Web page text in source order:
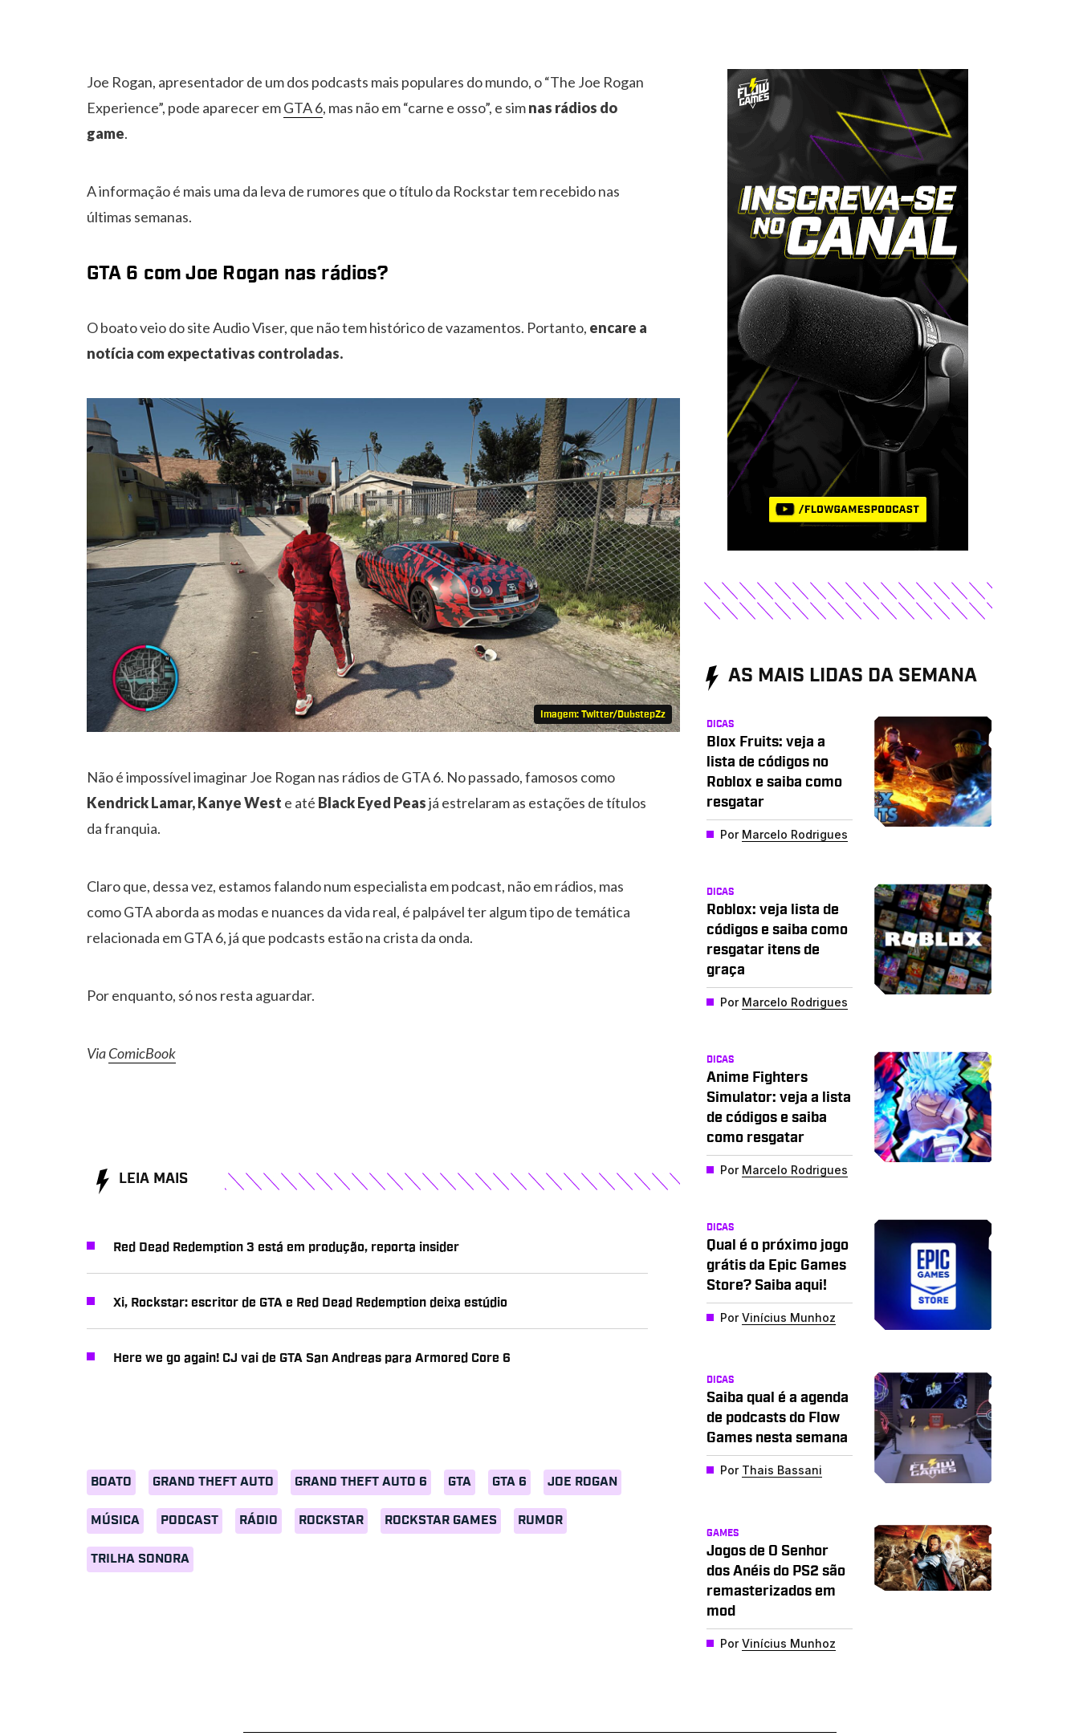
Joe Rogan, apresentador de um dos podcasts mais populares do mundo, o “The Joe Rogan
Experience”, pode aparecer emGTA 6, mas não em “carne e osso”, e simnas rádios do
game.
A informação é mais uma da leva de rumores que o título da Rockstar tem recebido nas
últimas semanas.
GTA 6 com Joe Rogan nas rádios?
O boato veio do site Audio Viser, que não tem histórico de vazamentos. Portanto, encare a
notícia com expectativas controladas.
Imagem: Twitter/DubstepZz
Não é impossível imaginar Joe Rogan nas rádios de GTA 6. No passado, famosos como
Kendrick Lamar, Kanye West e até Black Eyed Peasjá estrelaram as estações de títulos
da franquia.
Claro que, dessa vez, estamos falando num especialista em podcast, não em rádios, mas
como GTA aborda as modas e nuances da vida real, é palpável ter algum tipo de temática
relacionada em GTA 6, já que podcasts estão na crista da onda.
Por enquanto, só nos resta aguardar.
ViaComicBook
BOATO GRAND THEFT AUTO GRAND THEFT AUTO 6 GTA GTA 6 JOE ROGAN
MÚSICA PODCAST RÁDIO ROCKSTAR ROCKSTAR GAMES RUMOR
TRILHA SONORA
LEIA MAIS
Red Dead Redemption 3 está em produção, reporta insider
Xi, Rockstar: escritor de GTA e Red Dead Redemption deixa estúdio
Here we go again! CJ vai de GTA San Andreas para Armored Core 6
AS MAIS LIDAS DA SEMANA
DICAS
Blox Fruits: veja a
lista de códigos no
Roblox e saiba como
resgatar
Por Marcelo Rodrigues
DICAS
Roblox: veja lista de
códigos e saiba como
resgatar itens de
graça
Por Marcelo Rodrigues
DICAS
Anime Fighters
Simulator: veja a lista
de códigos e saiba
como resgatar
Por Marcelo Rodrigues
DICAS
Qual é o próximo jogo
grátis da Epic Games
Store? Saiba aqui!
PorVinícius Munhoz
DICAS
Saiba qual é a agenda
de podcasts do Flow
Games nesta semana
Por Thais Bassani
GAMES
Jogos de O Senhor
dos Anéis do PS2 são
remasterizados em
mod
PorVinícius Munhoz